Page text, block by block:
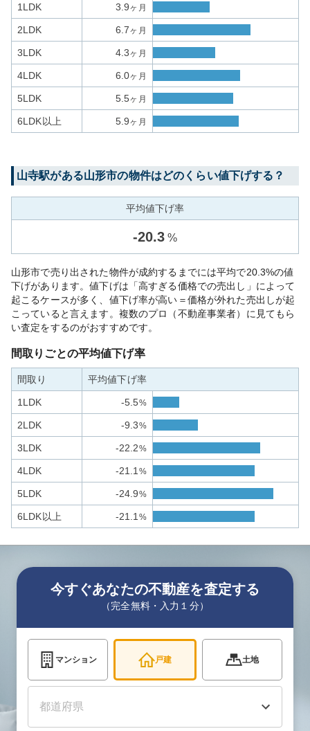
1LDK 3.9ヶ月
2LDK 6.7ヶ月
3LDK 4.3ヶ月
4LDK 6.0ヶ月
5LDK 5.5ヶ月
6LDK以上 5.9ヶ月
山寺駅がある山形市の物件はどのくらい値下げする？
平均値下げ率
-20.3 %
山形市で売り出された物件が成約するまでには平均で20.3%の値
下げがあります。値下げは「高すぎる価格での売出し」によって
起こるケースが多く、値下げ率が高い＝価格が外れた売出しが起
こっていると言えます。複数のプロ（不動産事業者）に見てもら
い査定をするのがおすすめです。
間取りごとの平均値下げ率
間取り 平均値下げ率
1LDK -5.5%
2LDK -9.3%
3LDK -22.2%
4LDK -21.1 %
5LDK -24.9%
6LDK以上 -21.1 %
今すぐあなたの不動産を査定する
（完全無料・入力１分）
マンション 戸建 土地